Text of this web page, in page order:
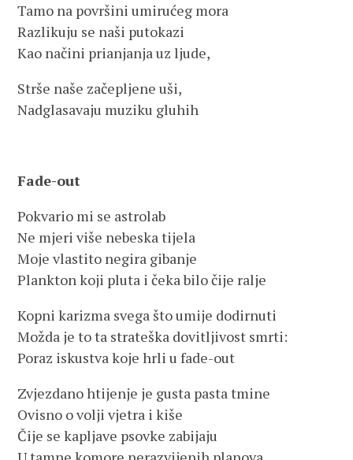
Tamo na površini umirućeg mora
Razlikuju se naši putokazi
Kao načini prianjanja uz ljude,
Strše naše začepljene uši,
Nadglasavaju muziku gluhih
Fade-out
Pokvario mi se astrolab
Ne mjeri više nebeska tijela
Moje vlastito negira gibanje
Plankton koji pluta i čeka bilo čije ralje
Kopni karizma svega što umije dodirnuti
Možda je to ta strateška dovitljivost smrti:
Poraz iskustva koje hrli u fade-out
Zvjezdano htijenje je gusta pasta tmine
Ovisno o volji vjetra i kiše
Čije se kapljave psovke zabijaju